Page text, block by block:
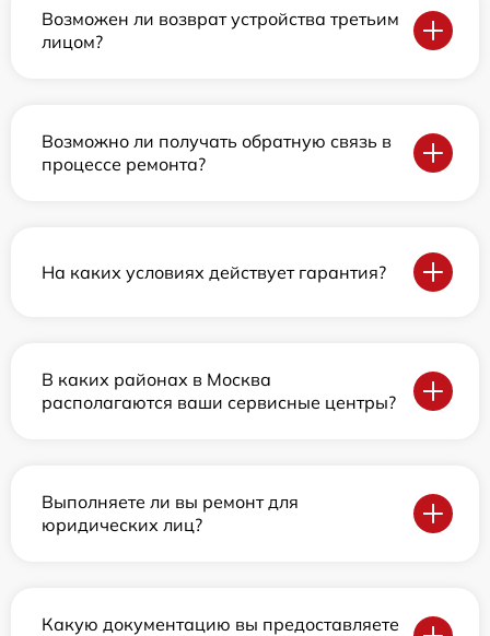
Возможен ли возврат устройства третьим
лицом?
Возможно ли получать обратную связь в
процессе ремонта?
На каких условиях действует гарантия?
В каких районах в Москва
располагаются ваши сервисные центры?
Выполняете ли вы ремонт для
юридических лиц?
Какую документацию вы предоставляете